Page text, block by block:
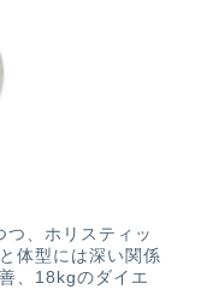
、ホリスティッ
体型には深い関係
、18kgのダイエ